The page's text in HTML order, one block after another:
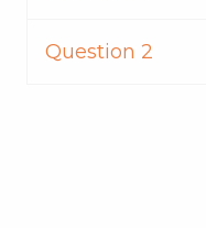
Question 2